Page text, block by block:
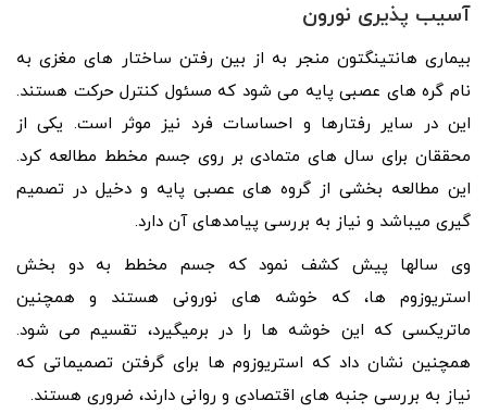
آسیب پذیری نورون
بیماری هانتینگتون منجر به از بین رفتن ساختار های مغزی به
نام گره های عصبی پایه می شود که مسئول کنترل حرکت هستند.
این در سایر رفتارها و احساسات فرد نیز موثر است. یکی از
محققان برای سال های متمادی بر روی جسم مخطط مطالعه کرد.
این مطالعه بخشی از گروه های عصبی پایه و دخیل در تصمیم
گیری میباشد و نیاز به بررسی پیامدهای آن دارد.
وی سالها پیش کشف نمود که جسم مخطط به دو بخش
استریوزوم ها، که خوشه های نورونی هستند و همچنین
ماتریکسی که این خوشه ها را در برمیگیرد، تقسیم می شود.
همچنین نشان داد که استریوزوم ها برای گرفتن تصمیماتی که
نیاز به بررسی جنبه های اقتصادی و روانی دارند، ضروری هستند.